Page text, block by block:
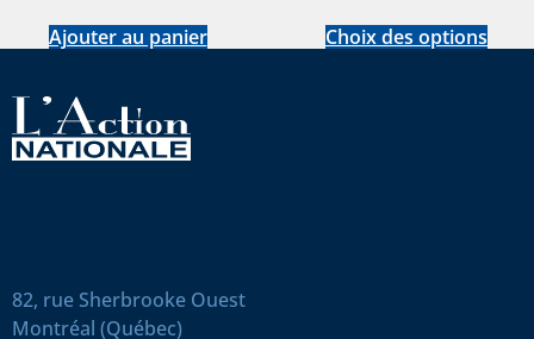
Ajouter au panier Choix des options
82, rue Sherbrooke Ouest
Montréal (Québec)